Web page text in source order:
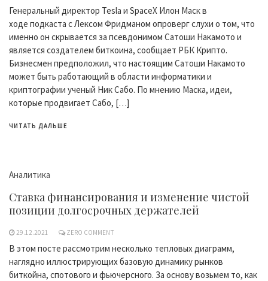
Генеральный директор Tesla и SpaceX Илон Маск в
ходе подкаста с Лексом Фридманом опроверг слухи о том, что
именно он скрывается за псевдонимом Сатоши Накамото и
является создателем биткоина, сообщает РБК Крипто.
Бизнесмен предположил, что настоящим Сатоши Накамото
может быть работающий в области информатики и
криптографии ученый Ник Сабо. По мнению Маска, идеи,
которые продвигает Сабо, […]
ЧИТАТЬ ДАЛЬШЕ
Аналитика
Ставка финансирования и изменение чистой
позиции долгосрочных держателей
29.12.2021 ZERO COMMENT
В этом посте рассмотрим несколько тепловых диаграмм,
наглядно иллюстрирующих базовую динамику рынков
биткойна, спотового и фьючерсного. За основу возьмем то, как